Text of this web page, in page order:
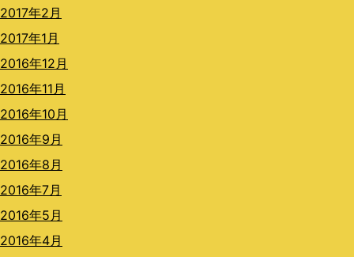
2017年2月
2017年1月
2016年12月
2016年11月
2016年10月
2016年9月
2016年8月
2016年7月
2016年5月
2016年4月